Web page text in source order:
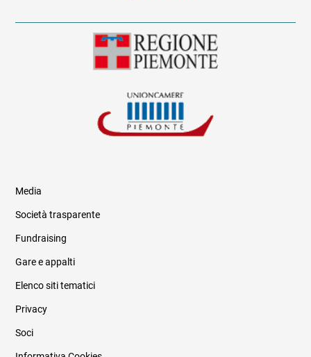
Informazioni legali e trasparenza
Media
Società trasparente
Fundraising
Gare e appalti
Elenco siti tematici
Privacy
Soci